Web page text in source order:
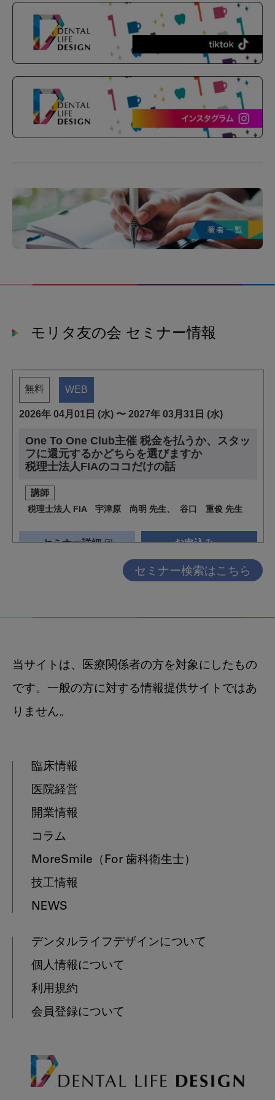
モリタ友の会 セミナー情報
セミナー検索はこちら
当サイトは、医療関係者の方を対象にしたもの
です。一般の方に対する情報提供サイトではあ
りません。
臨床情報
医院経営
開業情報
コラム
MoreSmile （For 歯科衛生士）
技工情報
NEWS
デンタルライフデザインについて
個人情報について
利用規約
会員登録について